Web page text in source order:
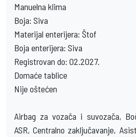
Manuelna klima
Boja: Siva
Materijal enterijera: Štof
Boja enterijera: Siva
Registrovan do: 02.2027.
Domaće tablice
Nije oštećen
Airbag za vozača i suvozača,
ASR, Centralno zaključavanje,